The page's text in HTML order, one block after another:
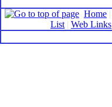
Home |
List | Web Links